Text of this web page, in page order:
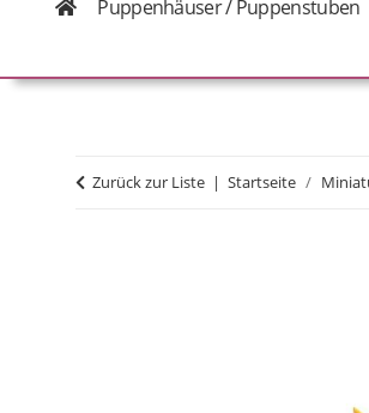
Puppenhäuser / Puppenstuben
Zurück zur Liste Startseite